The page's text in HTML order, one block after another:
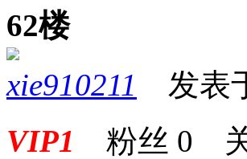
62楼
xie910211
发表
VIP1 粉丝 0